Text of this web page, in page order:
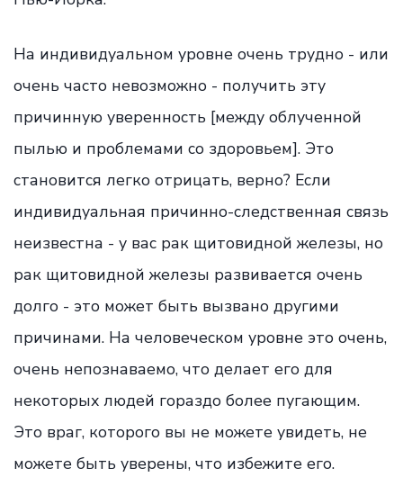
На индивидуальном уровне очень трудно - или
очень часто невозможно - получить эту
причинную уверенность [между облученной
пылью и проблемами со здоровьем]. Это
становится легко отрицать, верно? Если
индивидуальная причинно-следственная связь
неизвестна - у вас рак щитовидной железы, но
рак щитовидной железы развивается очень
долго - это может быть вызвано другими
причинами. На человеческом уровне это очень,
очень непознаваемо, что делает его для
некоторых людей гораздо более пугающим.
Это враг, которого вы не можете увидеть, не
можете быть уверены, что избежите его.